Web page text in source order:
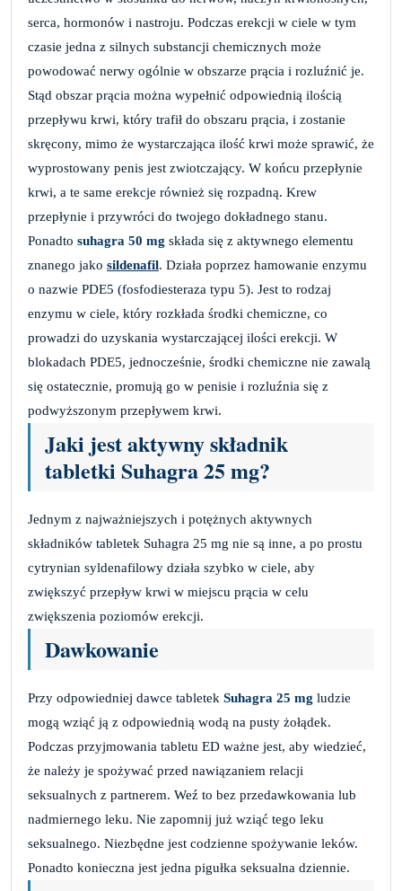
serca, hormonów i nastroju. Podczas erekcji w ciele w tym
czasie jedna z silnych substancji chemicznych może
powodować nerwy ogólnie w obszarze prącia i rozluźnić je.
Stąd obszar prącia można wypełnić odpowiednią ilością
przepływu krwi, który trafił do obszaru prącia, i zostanie
skręcony, mimo że wystarczająca ilość krwi może sprawić, że
wyprostowany penis jest zwiotczający. W końcu przepłynie
krwi, a te same erekcje również się rozpadną. Krew
przepłynie i przywróci do twojego dokładnego stanu.
Ponadto suhagra 50 mg składa się z aktywnego elementu
znanego jako sildenafil. Działa poprzez hamowanie enzymu
o nazwie PDE5 (fosfodiesteraza typu 5). Jest to rodzaj
enzymu w ciele, który rozkłada środki chemiczne, co
prowadzi do uzyskania wystarczającej ilości erekcji. W
blokadach PDE5, jednocześnie, środki chemiczne nie zawalą
się ostatecznie, promują go w penisie i rozluźnia się z
podwyższonym przepływem krwi.
Jaki jest aktywny składnik
tabletki Suhagra 25 mg?
Jednym z najważniejszych i potężnych aktywnych
składników tabletek Suhagra 25 mg nie są inne, a po prostu
cytrynian syldenafilowy działa szybko w ciele, aby
zwiększyć przepływ krwi w miejscu prącia w celu
zwiększenia poziomów erekcji.
Dawkowanie
Przy odpowiedniej dawce tabletek Suhagra 25 mg ludzie
mogą wziąć ją z odpowiednią wodą na pusty żołądek.
Podczas przyjmowania tabletu ED ważne jest, aby wiedzieć,
że należy je spożywać przed nawiązaniem relacji
seksualnych z partnerem. Weź to bez przedawkowania lub
nadmiernego leku. Nie zapomnij już wziąć tego leku
seksualnego. Niezbędne jest codzienne spożywanie leków.
Ponadto konieczna jest jedna pigułka seksualna dziennie.